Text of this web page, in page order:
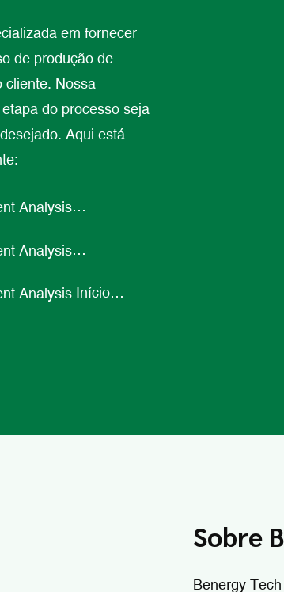
em fornecer
de produção de
cliente. Nossa
do processo seja
Aqui está
Início
Sobre
Benergy